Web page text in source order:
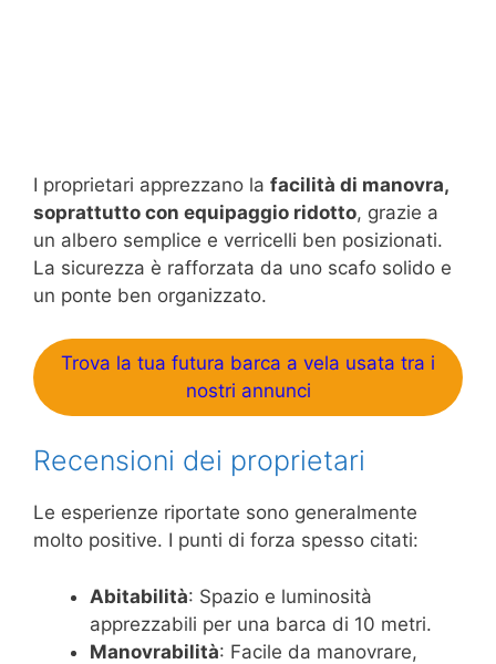
I proprietari apprezzano la facilità di manovra,
soprattutto con equipaggio ridotto, grazie a
un albero semplice e verricelli ben posizionati.
La sicurezza è rafforzata da uno scafo solido e
un ponte ben organizzato.
Trova la tua futura barca a vela usata tra i
nostri annunci
Recensioni dei proprietari
Le esperienze riportate sono generalmente
molto positive. I punti di forza spesso citati:
Abitabilità: Spazio e luminosità
apprezzabili per una barca di 10 metri.
Manovrabilità: Facile da manovrare,